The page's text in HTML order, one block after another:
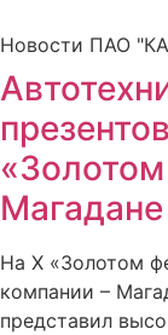
Новости ПАО
Магадане
На X «Золотом
компании –
представил